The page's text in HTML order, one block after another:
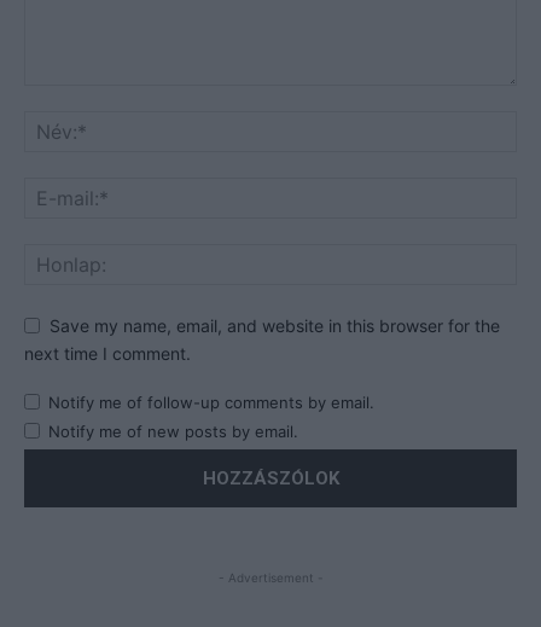
Save my name, email, and website in this browser for the
next time I comment.
Notify me of follow-up comments by email.
Notify me of new posts by email.
- Advertisement -